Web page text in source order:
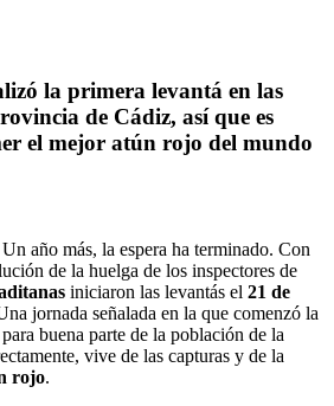
la primera levantá en las
de Cádiz, así que es
el mejor atún rojo del mundo
año más, la espera ha terminado. Con
de la huelga de los inspectores de
iniciaron las levantás el 21 de
jornada señalada en la que comenzó la
buena parte de la población de la
vive de las capturas y de la
rojo.